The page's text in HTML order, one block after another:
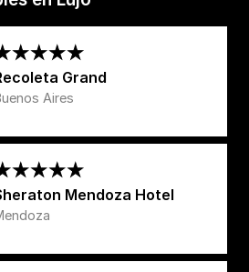
Grand
Aires
Mendoza Hotel